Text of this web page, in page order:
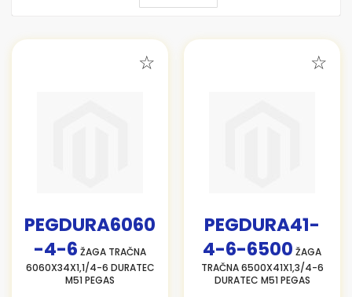
PEGDURA6060
-4-6 ŽAGA TRAČNA
6060X34X1,1/4-6 DURATEC
M51 PEGAS
PEGDURA41-
4-6-6500 ŽAGA
TRAČNA 6500X41X1,3/4-6
DURATEC M51 PEGAS